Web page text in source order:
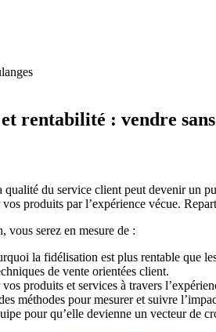
rentabilité : vendre
du service client peut devenir un
produits par l’expérience vécue.
vous serez en mesure de :
la fidélisation est plus rentable que
de vente orientées client.
produits et services à travers
méthodes pour mesurer et suivre
pour qu’elle devienne un vecteur de